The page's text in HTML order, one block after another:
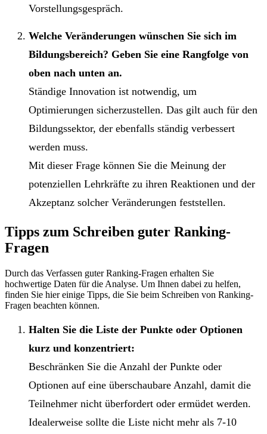
Vorstellungsgespräch.
Welche Veränderungen wünschen Sie sich im
Bildungsbereich? Geben Sie eine Rangfolge von
oben nach unten an.
Ständige Innovation ist notwendig, um
Optimierungen sicherzustellen. Das gilt auch für den
Bildungssektor, der ebenfalls ständig verbessert
werden muss.
Mit dieser Frage können Sie die Meinung der
potenziellen Lehrkräfte zu ihren Reaktionen und der
Akzeptanz solcher Veränderungen feststellen.
Tipps zum Schreiben guter Ranking-
Fragen
Durch das Verfassen guter Ranking-Fragen erhalten Sie
hochwertige Daten für die Analyse. Um Ihnen dabei zu helfen,
finden Sie hier einige Tipps, die Sie beim Schreiben von Ranking-
Fragen beachten können.
Halten Sie die Liste der Punkte oder Optionen
kurz und konzentriert:
Beschränken Sie die Anzahl der Punkte oder
Optionen auf eine überschaubare Anzahl, damit die
Teilnehmer nicht überfordert oder ermüdet werden.
Idealerweise sollte die Liste nicht mehr als 7-10